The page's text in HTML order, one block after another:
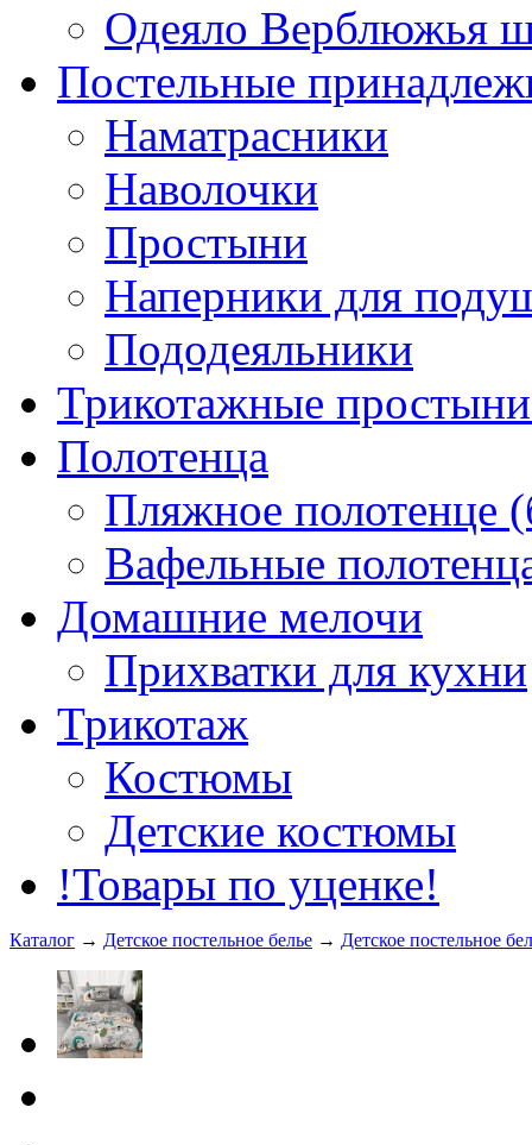
Одеяло Верблюжья
Постельные
Наматрасники
Наволочки
Простыни
Наперники для
Пододеяльники
Трикотажные
Полотенца
Пляжное полотенце
Вафельные
Домашние мелочи
Прихватки для кухни
Трикотаж
Костюмы
Детские костюмы
!Товары по уценке!
Каталог → Детское постельное белье → Детское постельное